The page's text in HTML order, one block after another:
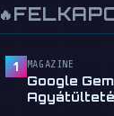
angolból
📰Tau
humanoid
július 28
🔥
1 MAGAZINE
Google